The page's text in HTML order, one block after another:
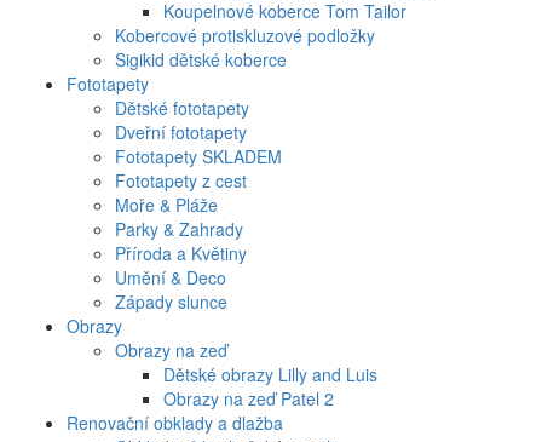
Koupelnové koberce Tom Tailor
Kobercové protiskluzové podložky
Sigikid dětské koberce
Fototapety
Dětské fototapety
Dveřní fototapety
Fototapety SKLADEM
Fototapety z cest
Moře & Pláže
Parky & Zahrady
Příroda a Květiny
Umění & Deco
Západy slunce
Obrazy
Obrazy na zeď
Dětské obrazy Lilly and Luis
Obrazy na zeď Patel 2
Renovační obklady a dlažba